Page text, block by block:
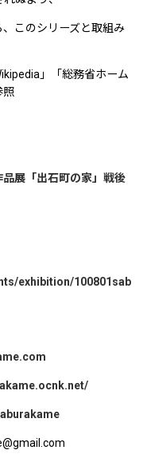
このシリーズと取組み
」「総務省ホーム
照
展「出石町の家」戦後
exhibition/100801sab